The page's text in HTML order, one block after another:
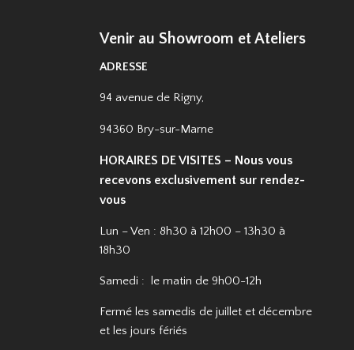
Venir au Showroom et Ateliers
ADRESSE
94 avenue de Rigny,
94360 Bry-sur-Marne
HORAIRES DE VISITES – Nous vous
recevons exclusivement sur rendez-
vous
Lun – Ven : 8h30 à 12h00 – 13h30 à
18h30
Samedi : le matin de 9h00-12h
Fermé les samedis de juillet et décembre
et les jours fériés